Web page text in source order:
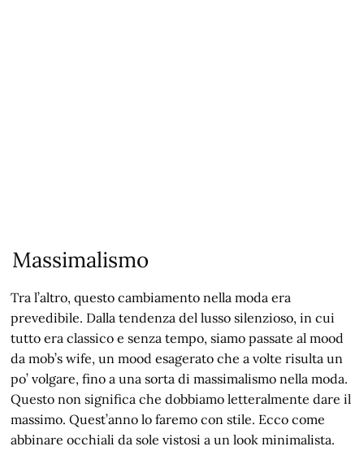
Massimalismo
Tra l’altro, questo cambiamento nella moda era
prevedibile. Dalla tendenza del lusso silenzioso, in cui
tutto era classico e senza tempo, siamo passate al mood
da mob’s wife, un mood esagerato che a volte risulta un
po’ volgare, fino a una sorta di massimalismo nella moda.
Questo non significa che dobbiamo letteralmente dare il
massimo. Quest’anno lo faremo con stile. Ecco come
abbinare occhiali da sole vistosi a un look minimalista.